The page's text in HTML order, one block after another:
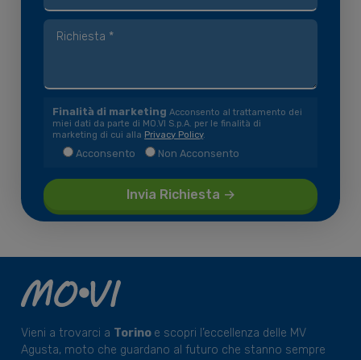
Finalità di marketing Acconsento al trattamento dei
miei dati da parte di MO.VI S.p.A. per le finalità di
marketing di cui alla Privacy Policy.
Acconsento Non Acconsento
Vieni a trovarci a Torino e scopri l’eccellenza delle MV
Agusta, moto che guardano al futuro che stanno sempre